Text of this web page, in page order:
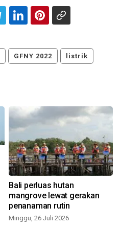
GFNY 2022 listrik
Bali perluas hutan
mangrove lewat gerakan
penanaman rutin
Minggu, 26 Juli 2026